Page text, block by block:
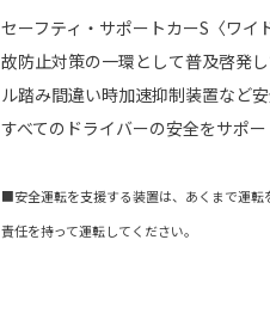
セーフティ・サポートカーS〈ワ
故防止対策の一環として普及啓発
ル踏み間違い時加速抑制装置など
すべてのドライバーの安全をサポー
■安全運転を支援する装置は、あくまで運転
責任を持って運転してください。